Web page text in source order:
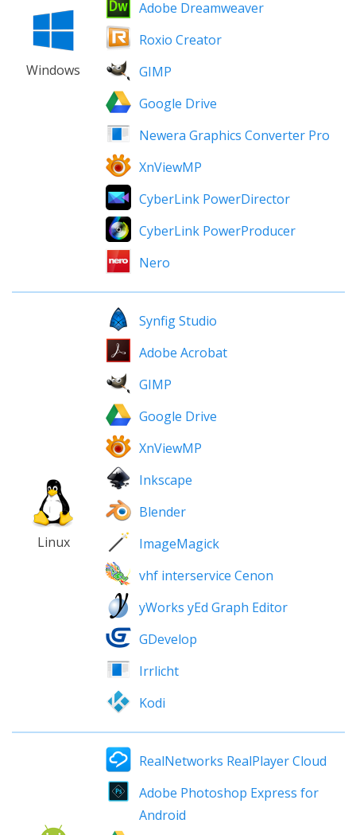
Windows
Adobe Dreamweaver
Roxio Creator
GIMP
Google Drive
Newera Graphics Converter Pro
XnViewMP
CyberLink PowerDirector
CyberLink PowerProducer
Nero
Linux
Synfig Studio
Adobe Acrobat
GIMP
Google Drive
XnViewMP
Inkscape
Blender
ImageMagick
vhf interservice Cenon
yWorks yEd Graph Editor
GDevelop
Irrlicht
Kodi
RealNetworks RealPlayer Cloud
Adobe Photoshop Express for
Android